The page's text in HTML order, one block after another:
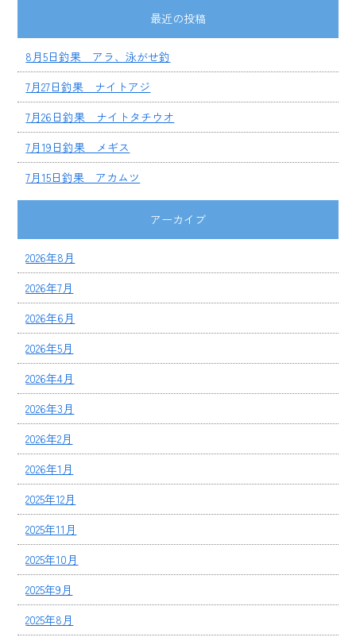
最近の投稿
8月5日釣果 アラ、泳がせ釣
7月27日釣果 ナイトアジ
7月26日釣果 ナイトタチウオ
7月19日釣果 メギス
7月15日釣果 アカムツ
アーカイブ
2026年8月
2026年7月
2026年6月
2026年5月
2026年4月
2026年3月
2026年2月
2026年1月
2025年12月
2025年11月
2025年10月
2025年9月
2025年8月